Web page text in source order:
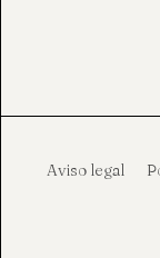
Aviso legal